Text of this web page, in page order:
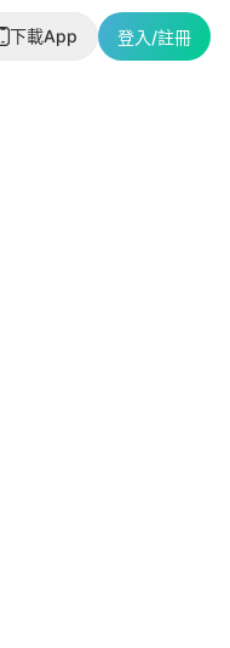
下載App 登入/註冊